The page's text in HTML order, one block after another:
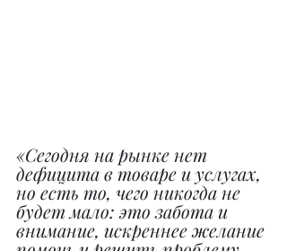
«Сегодня на рынке нет
дефицита в товаре и услугах,
но есть то, чего никогда не
будет мало: это забота и
внимание, искреннее желание